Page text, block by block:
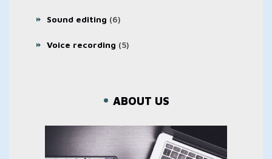
Sound editing (6)
Voice recording (5)
ABOUT US